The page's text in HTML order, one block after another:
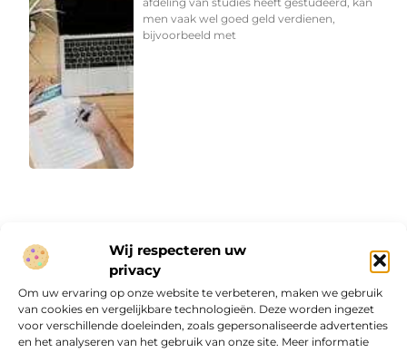
Wij respecteren uw
privacy
Om uw ervaring op onze website te verbeteren, maken we gebruik
van cookies en vergelijkbare technologieën. Deze worden ingezet
voor verschillende doeleinden, zoals gepersonaliseerde advertenties
en het analyseren van het gebruik van onze site. Meer informatie
men vaak wel goed geld verdienen,
bijvoorbeeld met
Onze informatie